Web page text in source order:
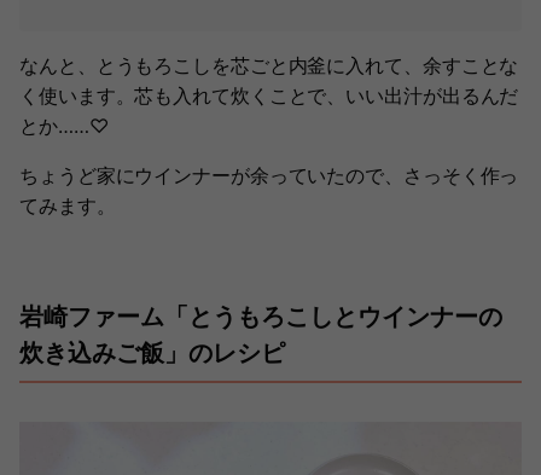
なんと、とうもろこしを芯ごと内釜に入れて、余すことな
く使います。芯も入れて炊くことで、いい出汁が出るんだ
とか……♡
ちょうど家にウインナーが余っていたので、さっそく作っ
てみます。
岩崎ファーム「とうもろこしとウインナーの
炊き込みご飯」のレシピ